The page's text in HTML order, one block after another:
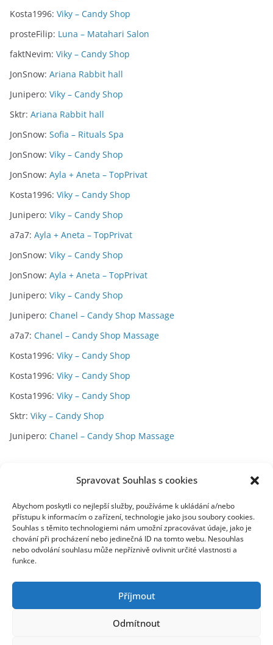
Spravovat Souhlas s cookies
Abychom poskytli co nejlepší služby, používáme k ukládání a/nebo
přístupu k informacím o zařízení, technologie jako jsou soubory cookies.
Souhlas s těmito technologiemi nám umožní zpracovávat údaje, jako je
chování při procházení nebo jedinečná ID na tomto webu. Nesouhlas
nebo odvolání souhlasu může nepříznivě ovlivnit určité vlastnosti a
funkce.
Příjmout
Odmítnout
Kosta1996: Viky – Candy Shop
prosteFilip: Luna – Matahari Salon
faktNevim: Viky – Candy Shop
JonSnow: Ariana Rabbit hall
Junipero: Viky – Candy Shop
Sktr: Ariana Rabbit hall
JonSnow: Sofia – Rituals Spa
JonSnow: Viky – Candy Shop
JonSnow: Ayla + Aneta – TopPrivat
Kosta1996: Viky – Candy Shop
Junipero: Viky – Candy Shop
a7a7: Ayla + Aneta – TopPrivat
JonSnow: Viky – Candy Shop
JonSnow: Ayla + Aneta – TopPrivat
Junipero: Viky – Candy Shop
Junipero: Chanel – Candy Shop Massage
a7a7: Chanel – Candy Shop Massage
Kosta1996: Viky – Candy Shop
Kosta1996: Viky – Candy Shop
Kosta1996: Viky – Candy Shop
Sktr: Viky – Candy Shop
Junipero: Chanel – Candy Shop Massage
A
c
h toplist